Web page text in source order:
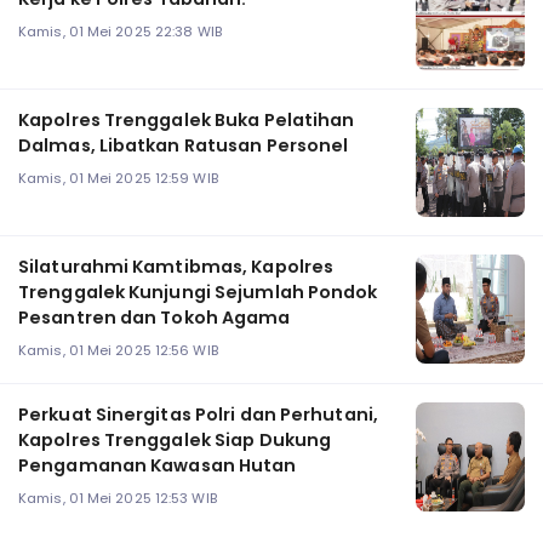
Kamis, 01 Mei 2025 22:38 WIB
Kapolres Trenggalek Buka Pelatihan
Dalmas, Libatkan Ratusan Personel
Kamis, 01 Mei 2025 12:59 WIB
Silaturahmi Kamtibmas, Kapolres
Trenggalek Kunjungi Sejumlah Pondok
Pesantren dan Tokoh Agama
Kamis, 01 Mei 2025 12:56 WIB
Perkuat Sinergitas Polri dan Perhutani,
Kapolres Trenggalek Siap Dukung
Pengamanan Kawasan Hutan
Kamis, 01 Mei 2025 12:53 WIB